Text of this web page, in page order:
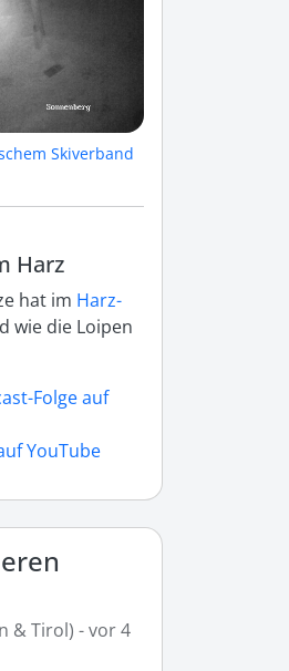
Skiverband
Harz
hat im Harz-
wie die Loipen
Folge auf
YouTube
& Tirol) - vor 4